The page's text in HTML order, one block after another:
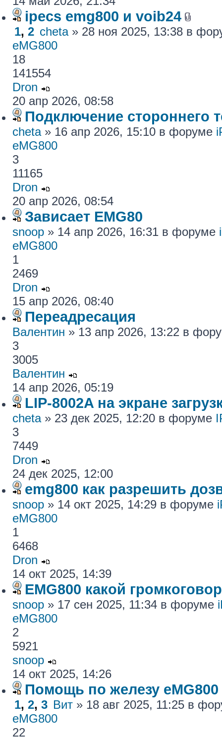
ipecs emg800 и voib24
1, 2 cheta» 28 ноя 2025, 13:38 в
eMG800
18
141554
Dron
20 апр 2026, 08:58
Подключение стороннего
cheta» 16 апр 2026, 15:10 в форуме
eMG800
3
11165
Dron
20 апр 2026, 08:54
Зависает EMG80
snoop » 14 апр 2026, 16:31 в форуме
eMG800
1
2469
Dron
15 апр 2026, 08:40
Переадресация
Валентин » 13 апр 2026, 13:22 в
3
3005
Валентин
14 апр 2026, 05:19
LIP-8002A на экране
cheta» 23 дек 2025, 12:20 в форуме
3
7449
Dron
24 дек 2025, 12:00
emg800 как разрешить
snoop » 14 окт 2025, 14:29 в форуме
eMG800
1
6468
Dron
14 окт 2025, 14:39
EMG800 какой
snoop » 17 сен 2025, 11:34 в форуме
eMG800
2
5921
snoop
14 окт 2025, 14:26
Помощь по железу eMG800
1, 2, 3 Вит » 18 авг 2025, 11:25 в
eMG800
22